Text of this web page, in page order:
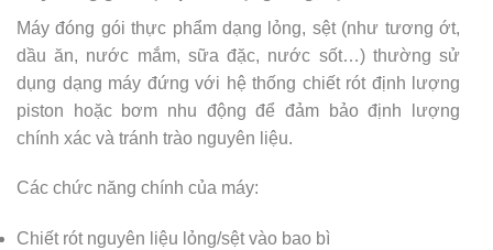
Máy đóng gói thực phẩm dạng lỏng, sệt (như tương ớt,
dầu ăn, nước mắm, sữa đặc, nước sốt…) thường sử
dụng dạng máy đứng với hệ thống chiết rót định lượng
piston hoặc bơm nhu động để đảm bảo định lượng
chính xác và tránh trào nguyên liệu.
Các chức năng chính của máy:
Chiết rót nguyên liệu lỏng/sệt vào bao bì